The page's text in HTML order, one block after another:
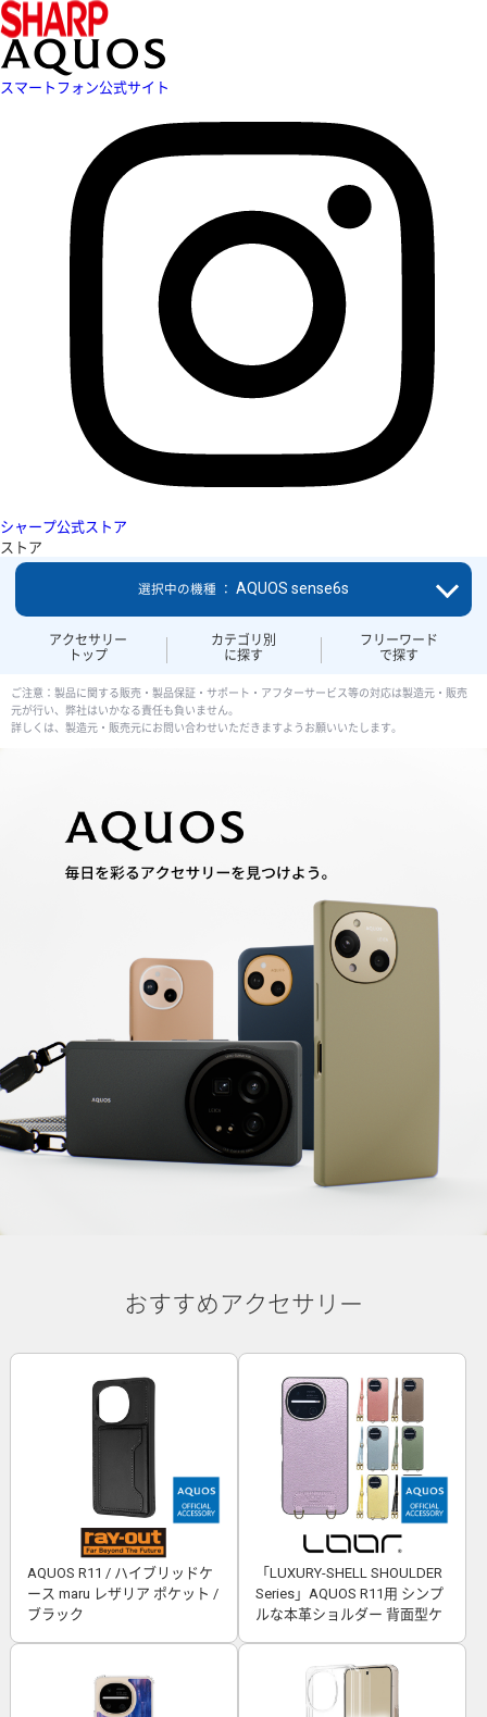
スマートフォン公式サイト
シャープ公式ストア
ストア
アクセサリー
トップ
カテゴリ別
に探す
フリーワード
で探す
選択中の機種 ： AQUOS sense6s
ご注意：製品に関する販売・製品保証・サポート・アフターサービス等の対応は製造元・販売
元が行い、弊社はいかなる責任も負いません。
詳しくは、製造元・販売元にお問い合わせいただきますようお願いいたします。
おすすめアクセサリー
AQUOS R11 / ハイブリッドケ
ース maru レザリア ポケット /
ブラック
「LUXURY-SHELL SHOULDER
Series」AQUOS R11用 シンプ
ルな本革ショルダー 背面型ケ